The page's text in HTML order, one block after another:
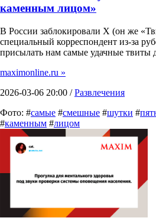
каменным лицом»
В России заблокировали X (он же
специальный корреспондент из-за
присылать нам самые удачные твиты
maximonline.ru »
2026-03-06 20:00 /Развлечения
Фото: #самые #смешные #шутки #
#каменным #лицом